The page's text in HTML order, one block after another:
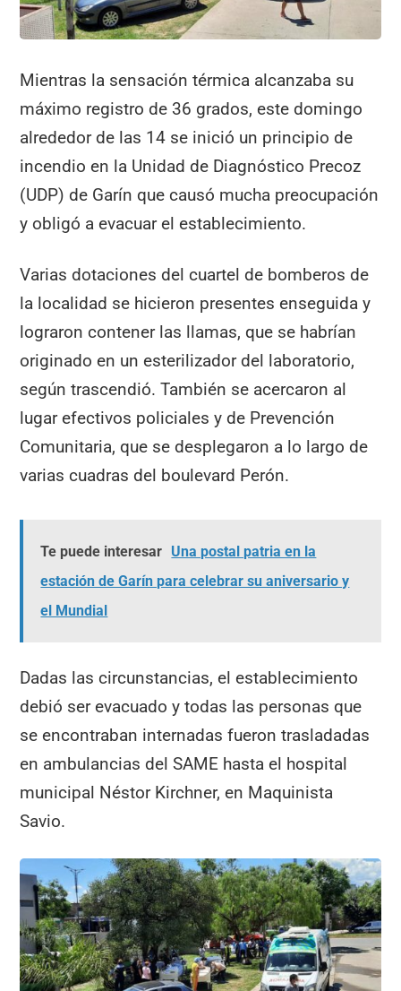
Mientras la sensación térmica alcanzaba su
máximo registro de 36 grados, este domingo
alrededor de las 14 se inició un principio de
incendio en la Unidad de Diagnóstico Precoz
(UDP) de Garín que causó mucha preocupación
y obligó a evacuar el establecimiento.
Varias dotaciones del cuartel de bomberos de
la localidad se hicieron presentes enseguida y
lograron contener las llamas, que se habrían
originado en un esterilizador del laboratorio,
según trascendió. También se acercaron al
lugar efectivos policiales y de Prevención
Comunitaria, que se desplegaron a lo largo de
varias cuadras del boulevard Perón.
Te puede interesar Una postal patria en la
estación de Garín para celebrar su aniversario y
el Mundial
Dadas las circunstancias, el establecimiento
debió ser evacuado y todas las personas que
se encontraban internadas fueron trasladadas
en ambulancias del SAME hasta el hospital
municipal Néstor Kirchner, en Maquinista
Savio.